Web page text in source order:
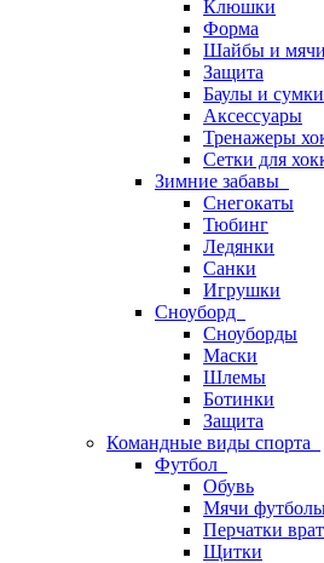
Клюшки
Форма
Шайбы и мячи
Защита
Баулы и сумки
Аксессуары
Тренажеры
Сетки для
Зимние забавы
Снегокаты
Тюбинг
Ледянки
Санки
Игрушки
Сноуборд
Сноуборды
Маски
Шлемы
Ботинки
Защита
Командные виды спорта
Футбол
Обувь
Мячи
Перчатки
Щитки